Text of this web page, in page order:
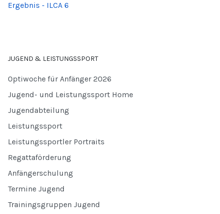
Ergebnis - ILCA 6
JUGEND & LEISTUNGSSPORT
Optiwoche für Anfänger 2026
Jugend- und Leistungssport Home
Jugendabteilung
Leistungssport
Leistungssportler Portraits
Regattaförderung
Anfängerschulung
Termine Jugend
Trainingsgruppen Jugend